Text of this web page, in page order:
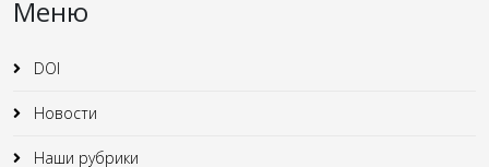
Меню
DOI
Новости
Наши рубрики